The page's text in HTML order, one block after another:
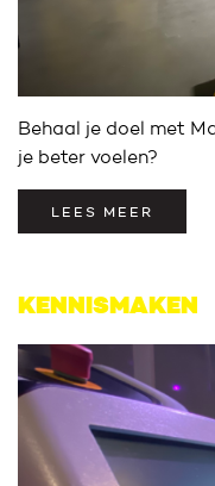
Behaal je doel met
je beter voelen?
LEES MEER
KENNISMAKEN